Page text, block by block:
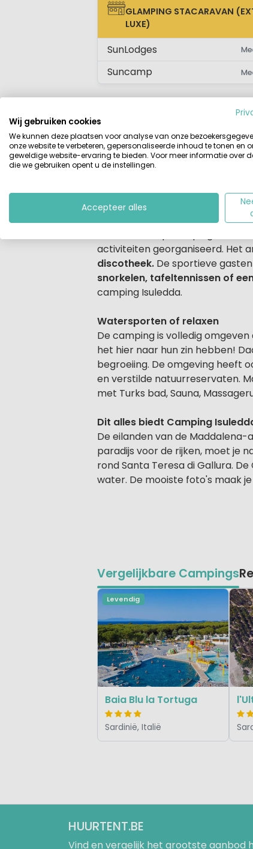
GLAMPING STACARAVAN (EXTRA
GLAMPING STACARAVAN
LUXE)
SunLodges
Suncamp
Beschrijving
sterrencamping op een
Parel aan de Costa Smeralda
Behalve dat op camping
activiteiten georganiseerd. Het
discotheek. De sportieve
snorkelen, tafeltennissen of
camping Isuledda.
Watersporten of relaxen
De camping is volledig
het hier naar hun zin hebben!
begroeiing. De omgeving heeft
en verstilde natuurreservaten.
met Turks bad, Sauna,
Dit alles biedt Camping
De eilanden van de
paradijs voor de rijken, moet je
rond Santa Teresa di Gallura.
water. De mooiste foto's maak
Vergelijkbare Campings
Levendig
Baia Blu la Tortuga
Sardinië, Italië
HUURTENT.BE
Vind en vergelijk het grootste aanbod
Wij gebruiken cookies
We kunnen deze plaatsen voor analyse van onze
onze website te verbeteren, gepersonaliseerde inhoud te tonen en
geweldige website-ervaring te bieden. Voor meer informatie over
die we gebruiken opent u de instellingen.
Accepteer alles